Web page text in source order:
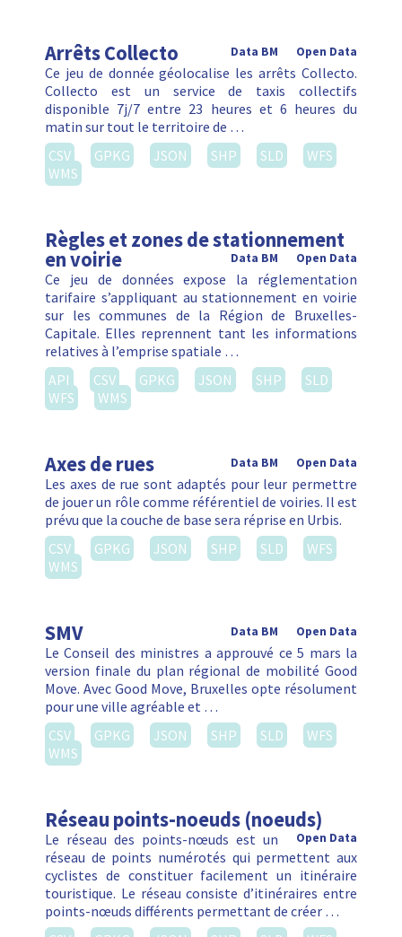
Arrêts Collecto Open Data
Data BM
Ce jeu de donnée géolocalise les arrêts Collecto.
Collecto est un service de taxis collectifs
disponible 7j/7 entre 23 heures et 6 heures du
matin sur tout le territoire de …
CSV
GPKG JSON SHP SLD
WFS
WMS
Règles et zones de stationnement
en voirie Open Data
Data BM
Ce jeu de données expose la réglementation
tarifaire s’appliquant au stationnement en voirie
sur les communes de la Région de Bruxelles-
Capitale. Elles reprennent tant les informations
relatives à l’emprise spatiale …
API
CSV GPKG JSON SHP
SLD
WFS
WMS
Axes de rues Open Data
Data BM
Les axes de rue sont adaptés pour leur permettre
de jouer un rôle comme référentiel de voiries. Il est
prévu que la couche de base sera réprise en Urbis.
CSV
GPKG JSON SHP SLD
WFS
WMS
SMV Open Data
Data BM
Le Conseil des ministres a approuvé ce 5 mars la
version finale du plan régional de mobilité Good
Move. Avec Good Move, Bruxelles opte résolument
pour une ville agréable et …
CSV
GPKG JSON SHP SLD
WFS
WMS
Réseau points-noeuds (noeuds)
Open Data
Le réseau des points-nœuds est un
réseau de points numérotés qui permettent aux
cyclistes de constituer facilement un itinéraire
touristique. Le réseau consiste d’itinéraires entre
points-nœuds différents permettant de créer …